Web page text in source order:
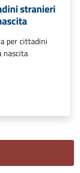
stranieri
per cittadini
nascita